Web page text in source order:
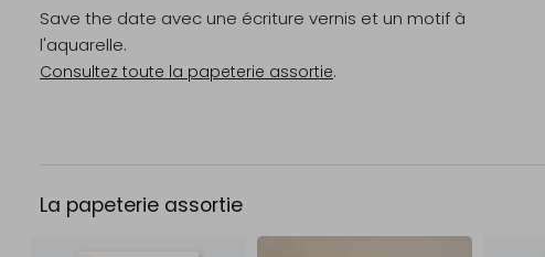
Save the date avec une écriture vernis et un motif à
l'aquarelle.
Consultez toute la papeterie assortie.
La papeterie assortie